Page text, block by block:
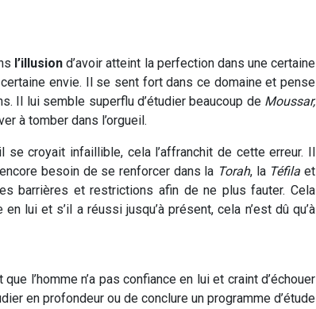
l’illusion d’avoir atteint la perfection dans une certaine
envie. Il se sent fort dans ce domaine et pense
Il lui semble superflu d’étudier beaucoup de Moussar,
à tomber dans l’orgueil.
se croyait infaillible, cela l’affranchit de cette erreur. Il
besoin de se renforcer dans la Torah, la Téfila et
barrières et restrictions afin de ne plus fauter. Cela
lui et s’il a réussi jusqu’à présent, cela n’est dû qu’à
que l’homme n’a pas confiance en lui et craint d’échouer
en profondeur ou de conclure un programme d’étude